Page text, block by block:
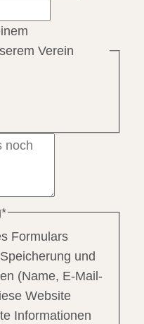
Verein
*
Formulars
und
(Name, E-Mail-
Website
Informationen